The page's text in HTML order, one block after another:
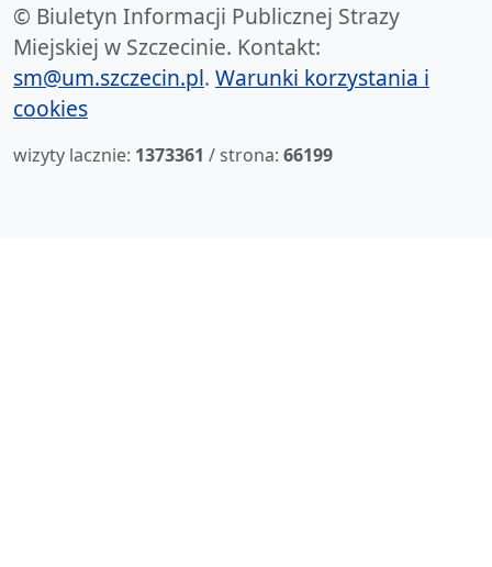
© Biuletyn Informacji Publicznej Strazy
Miejskiej w Szczecinie. Kontakt:
sm@um.szczecin.pl. Warunki korzystania i
cookies
wizyty lacznie: 1373361 / strona: 66199